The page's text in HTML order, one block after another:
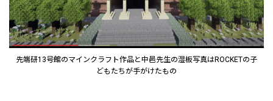
先端研13号館のマインクラフト作品と中邑先生の湿板写真はROCKETの子
どもたちが手がけたもの